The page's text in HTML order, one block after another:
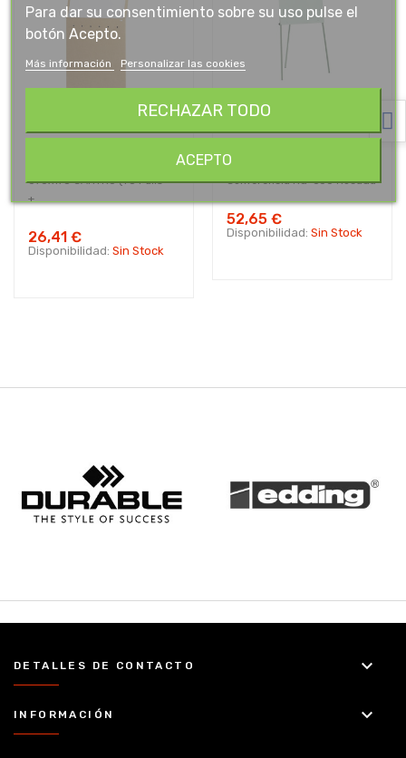
070x178 CARTRO (+5 Fulls
+...
26,41 €
Disponibilidad: Sin Stock
Pizarra Caballete
Conferencia Rd-600 Rocada
52,65 €
Disponibilidad: Sin Stock
DETALLES DE CONTACTO keyboard_arrow_down
INFORMACIÓN keyboard_arrow_down
Para dar su consentimiento sobre su uso pulse el
botón Acepto.
Más información Personalizar las cookies
RECHAZAR TODO
ACEPTO